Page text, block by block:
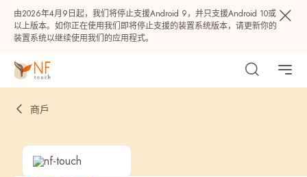
由2026年4月9日起，我们将停止支援Android 9，并只支援Android 10或
以上版本。如你正在使用我们即将停止支援的装置系统版本，请更新你的
装置系统以继续使用我们的应用程式。
商戶